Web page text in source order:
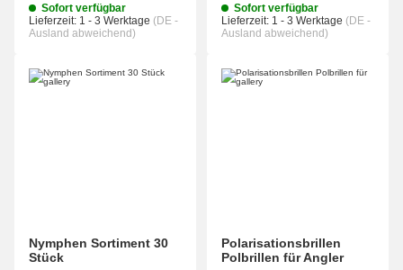
Sofort verfügbar
Lieferzeit: 1 - 3 Werktage (DE -
Ausland abweichend)
Sofort verfügbar
Lieferzeit: 1 - 3 Werktage (DE -
Ausland abweichend)
Nymphen Sortiment 30
Stück
Polarisationsbrillen
Polbrillen für Angler